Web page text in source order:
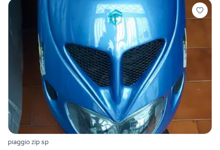
piaggio zip sp